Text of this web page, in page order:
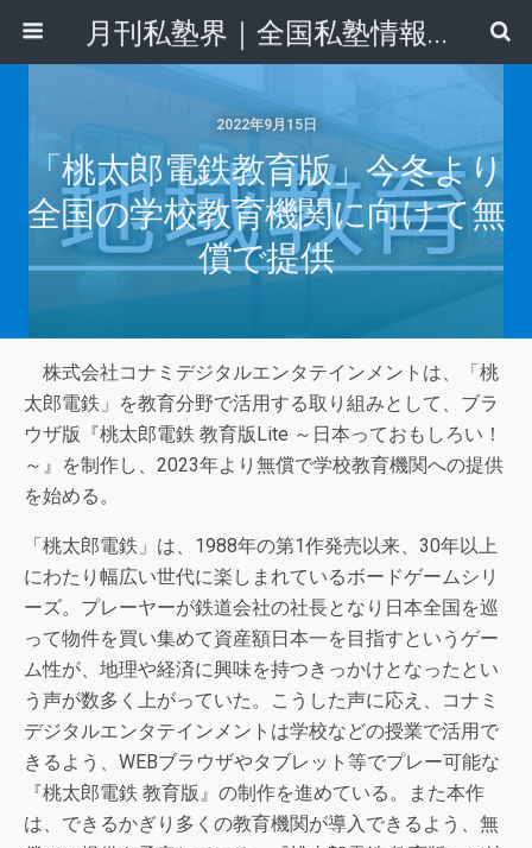
月刊私塾界｜全国私塾情報センター
2022年9月15日
「桃太郎電鉄教育版」今冬より
全国の学校教育機関に向けて無
償で提供
株式会社コナミデジタルエンタテインメントは、「桃
太郎電鉄」を教育分野で活用する取り組みとして、ブラ
ウザ版『桃太郎電鉄 教育版Lite ～日本っておもしろい！
～』を制作し、2023年より無償で学校教育機関への提供
を始める。
「桃太郎電鉄」は、1988年の第1作発売以来、30年以上
にわたり幅広い世代に楽しまれているボードゲームシリ
ーズ。プレーヤーが鉄道会社の社長となり日本全国を巡
って物件を買い集めて資産額日本一を目指すというゲー
ム性が、地理や経済に興味を持つきっかけとなったとい
う声が数多く上がっていた。こうした声に応え、コナミ
デジタルエンタテインメントは学校などの授業で活用で
きるよう、WEBブラウザやタブレット等でプレー可能な
『桃太郎電鉄 教育版』の制作を進めている。また本作
は、できるかぎり多くの教育機関が導入できるよう、無